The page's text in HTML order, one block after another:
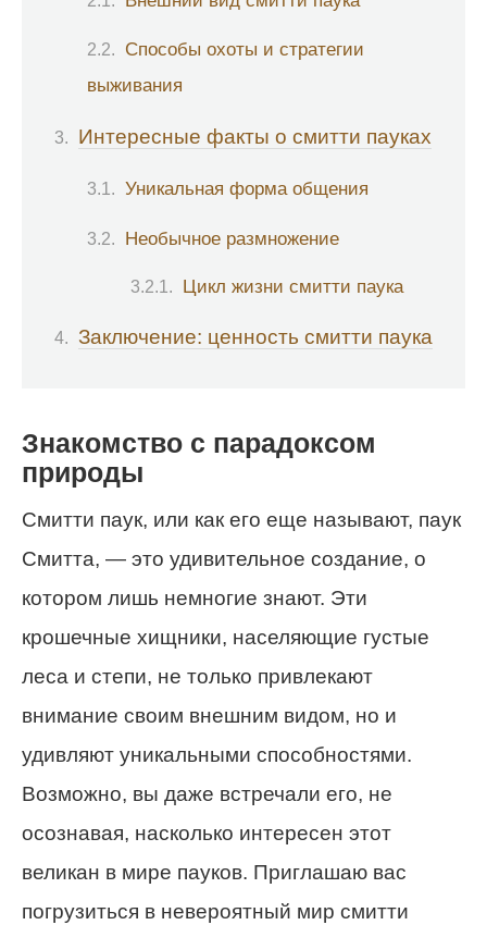
Способы охоты и стратегии
выживания
Интересные факты о смитти пауках
Уникальная форма общения
Необычное размножение
Цикл жизни смитти паука
Заключение: ценность смитти паука
Знакомство с парадоксом
природы
Смитти паук, или как его еще называют, паук
Смитта, — это удивительное создание, о
котором лишь немногие знают. Эти
крошечные хищники, населяющие густые
леса и степи, не только привлекают
внимание своим внешним видом, но и
удивляют уникальными способностями.
Возможно, вы даже встречали его, не
осознавая, насколько интересен этот
великан в мире пауков. Приглашаю вас
погрузиться в невероятный мир смитти